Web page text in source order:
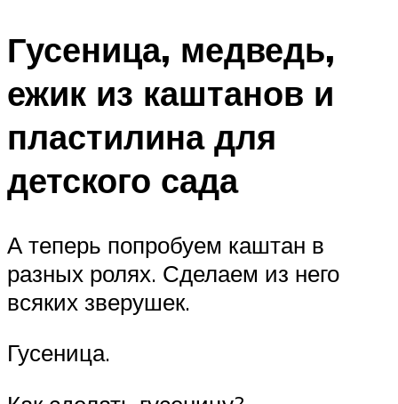
Гусеница, медведь,
ежик из каштанов и
пластилина для
детского сада
А теперь попробуем каштан в
разных ролях. Сделаем из него
всяких зверушек.
Гусеница.